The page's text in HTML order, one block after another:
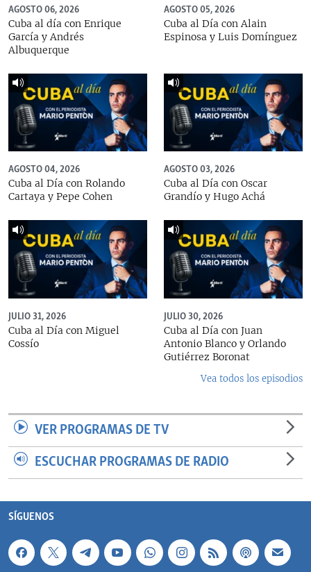
AGOSTO 06, 2026
Cuba al día con Enrique
García y Andrés
Albuquerque
AGOSTO 05, 2026
Cuba al Día con Alain
Espinosa y Luis Domínguez
AGOSTO 04, 2026
Cuba al Día con Rolando
Cartaya y Pepe Cohen
AGOSTO 03, 2026
Cuba al Día con Oscar
Grandío y Hugo Achá
JULIO 31, 2026
Cuba al Día con Miguel
Cossío
JULIO 30, 2026
Cuba al Día con Juan
Antonio Blanco y Orlando
Gutiérrez Boronat
Vea todos los episodios
VER PROGRAMAS DE TV
ESCUCHAR PROGRAMAS DE RADIO
SÍGUENOS